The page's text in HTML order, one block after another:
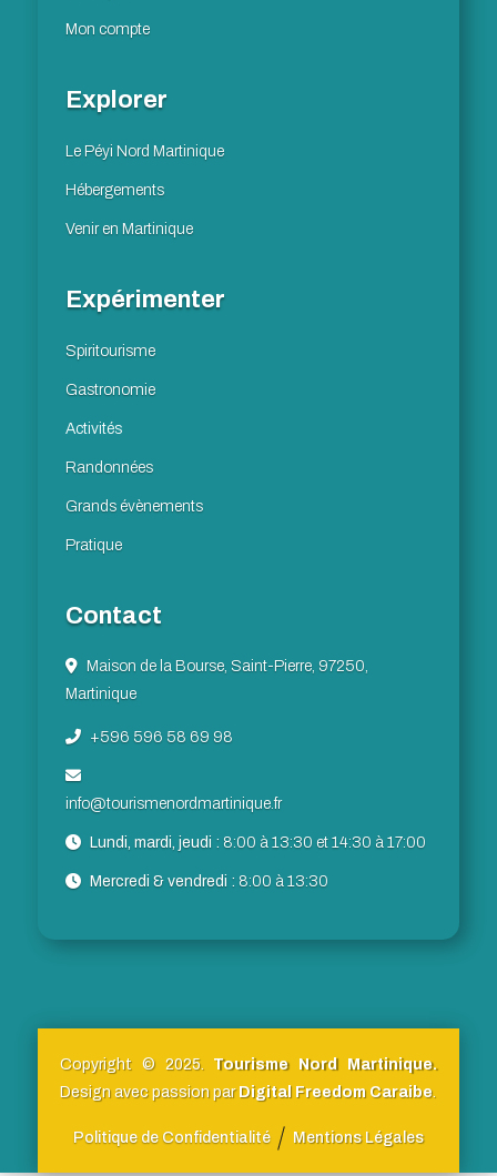
Mon compte
Explorer
Le Péyi Nord Martinique
Hébergements
Venir en Martinique
Expérimenter
Spiritourisme
Gastronomie
Activités
Randonnées
Grands évènements
Pratique
Contact
Maison de la Bourse, Saint-Pierre, 97250,
Martinique
+596 596 58 69 98
info@tourismenordmartinique.fr
Lundi, mardi, jeudi : 8:00 à 13:30 et 14:30 à 17:00
Mercredi & vendredi : 8:00 à 13:30
Copyright © 2025. Tourisme Nord Martinique.
Design avec passion parDigital Freedom Caraibe.
Politique de Confidentialité Mentions Légales